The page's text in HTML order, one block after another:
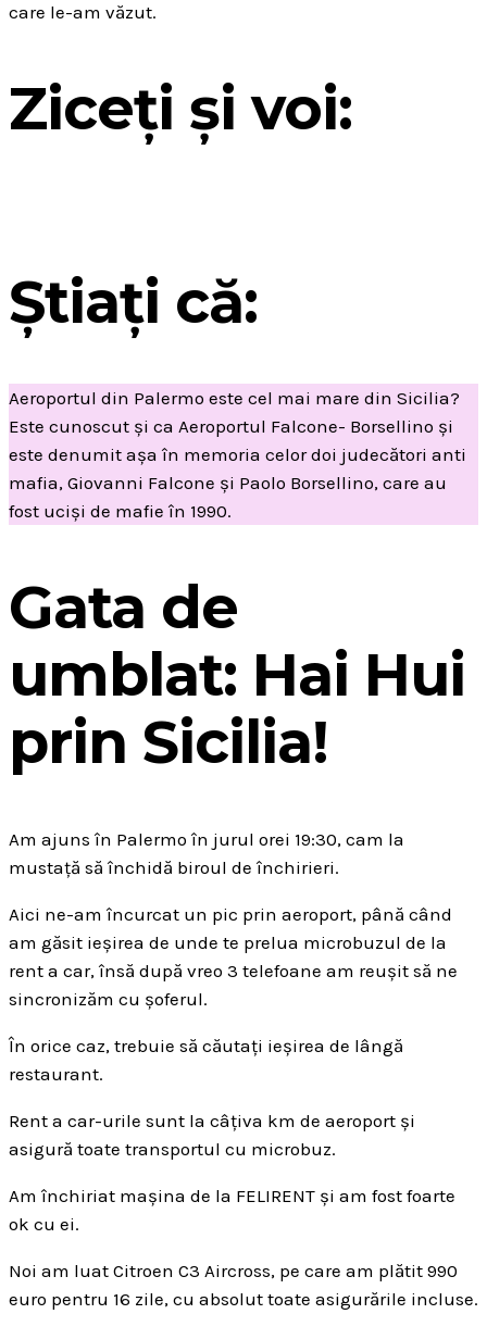
care le-am văzut.
Ziceți și voi:
Știați că:
Aeroportul din Palermo este cel mai mare din Sicilia?
Este cunoscut și ca Aeroportul Falcone- Borsellino și
este denumit așa în memoria celor doi judecători anti
mafia, Giovanni Falcone și Paolo Borsellino, care au
fost uciși de mafie în 1990.
Gata de
umblat: Hai Hui
prin Sicilia!
Am ajuns în Palermo în jurul orei 19:30, cam la
mustață să închidă biroul de închirieri.
Aici ne-am încurcat un pic prin aeroport, până când
am găsit ieșirea de unde te prelua microbuzul de la
rent a car, însă după vreo 3 telefoane am reușit să ne
sincronizăm cu șoferul.
În orice caz, trebuie să căutați ieșirea de lângă
restaurant.
Rent a car-urile sunt la câțiva km de aeroport și
asigură toate transportul cu microbuz.
Am închiriat mașina de la FELIRENT și am fost foarte
ok cu ei.
Noi am luat Citroen C3 Aircross, pe care am plătit 990
euro pentru 16 zile, cu absolut toate asigurările incluse.